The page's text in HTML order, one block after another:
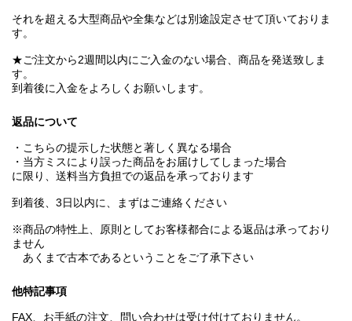
それを超える大型商品や全集などは別途設定させて頂いておりま
す。
★ご注文から2週間以内にご入金のない場合、商品を発送致しま
す。
到着後に入金をよろしくお願いします。
返品について
・こちらの提示した状態と著しく異なる場合
・当方ミスにより誤った商品をお届けしてしまった場合
に限り、送料当方負担での返品を承っております
到着後、3日以内に、まずはご連絡ください
※商品の特性上、原則としてお客様都合による返品は承っており
ません
あくまで古本であるということをご了承下さい
他特記事項
FAX、お手紙の注文、問い合わせは受け付けておりません。